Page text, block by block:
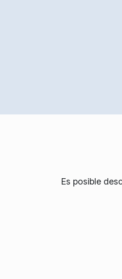
Es posible